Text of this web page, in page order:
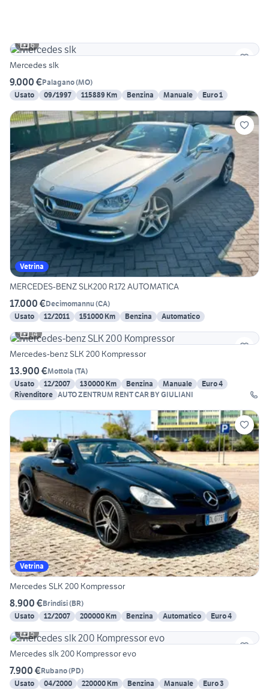
6
Mercedes slk
9.000 €Palagano(MO)
Usato
09/1997 115889 Km Benzina Manuale Euro 1
Vetrina
MERCEDES-BENZ SLK200 R172 AUTOMATICA
17.000 €Decimomannu(CA)
Usato
12/2011 151000 Km Benzina
Automatico
14
Mercedes-benz SLK 200 Kompressor
13.900 €Mottola (TA)
Usato
12/2007 130000 Km Benzina Manuale
Euro 4
Rivenditore AUTO ZENTRUM RENT CAR BY GIULIANI
Vetrina
Mercedes SLK 200 Kompressor
8.900 €Brindisi(BR)
Usato
12/2007 200000 Km Benzina Automatico
Euro 4
5
Mercedes slk 200 Kompressor evo
7.900 €Rubano(PD)
Usato
04/2000 220000 Km Benzina Manuale Euro 3